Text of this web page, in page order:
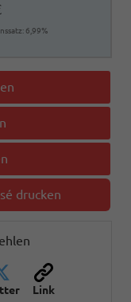
6,99%
drucken
Link